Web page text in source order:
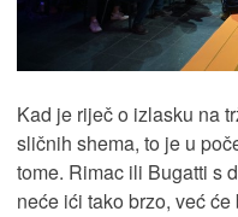
Kad je riječ o izlasku na
sličnih shema, to je u
tome. Rimac ili Bugatti s
neće ići tako brzo, već